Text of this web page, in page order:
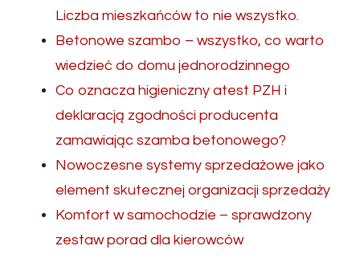
Liczba mieszkańców to nie wszystko.
Betonowe szambo – wszystko, co warto
wiedzieć do domu jednorodzinnego
Co oznacza higieniczny atest PZH i
deklaracją zgodności producenta
zamawiając szamba betonowego?
Nowoczesne systemy sprzedażowe jako
element skutecznej organizacji sprzedaży
Komfort w samochodzie – sprawdzony
zestaw porad dla kierowców